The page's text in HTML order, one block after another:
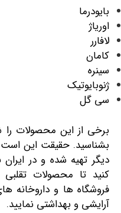
بایودرما
اوریاژ
لافارر
کامان
سینره
ژنوبایوتیک
سی گل
برخی از این محصولات
بشناسید. حقیقت این است
دیگر تهیه شده و در
کنید تا محصولات تقلبی
فروشگاه ها و داروخانه
آرایشی و بهداشتی نمایید.